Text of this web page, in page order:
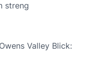
streng
Valley Blick: